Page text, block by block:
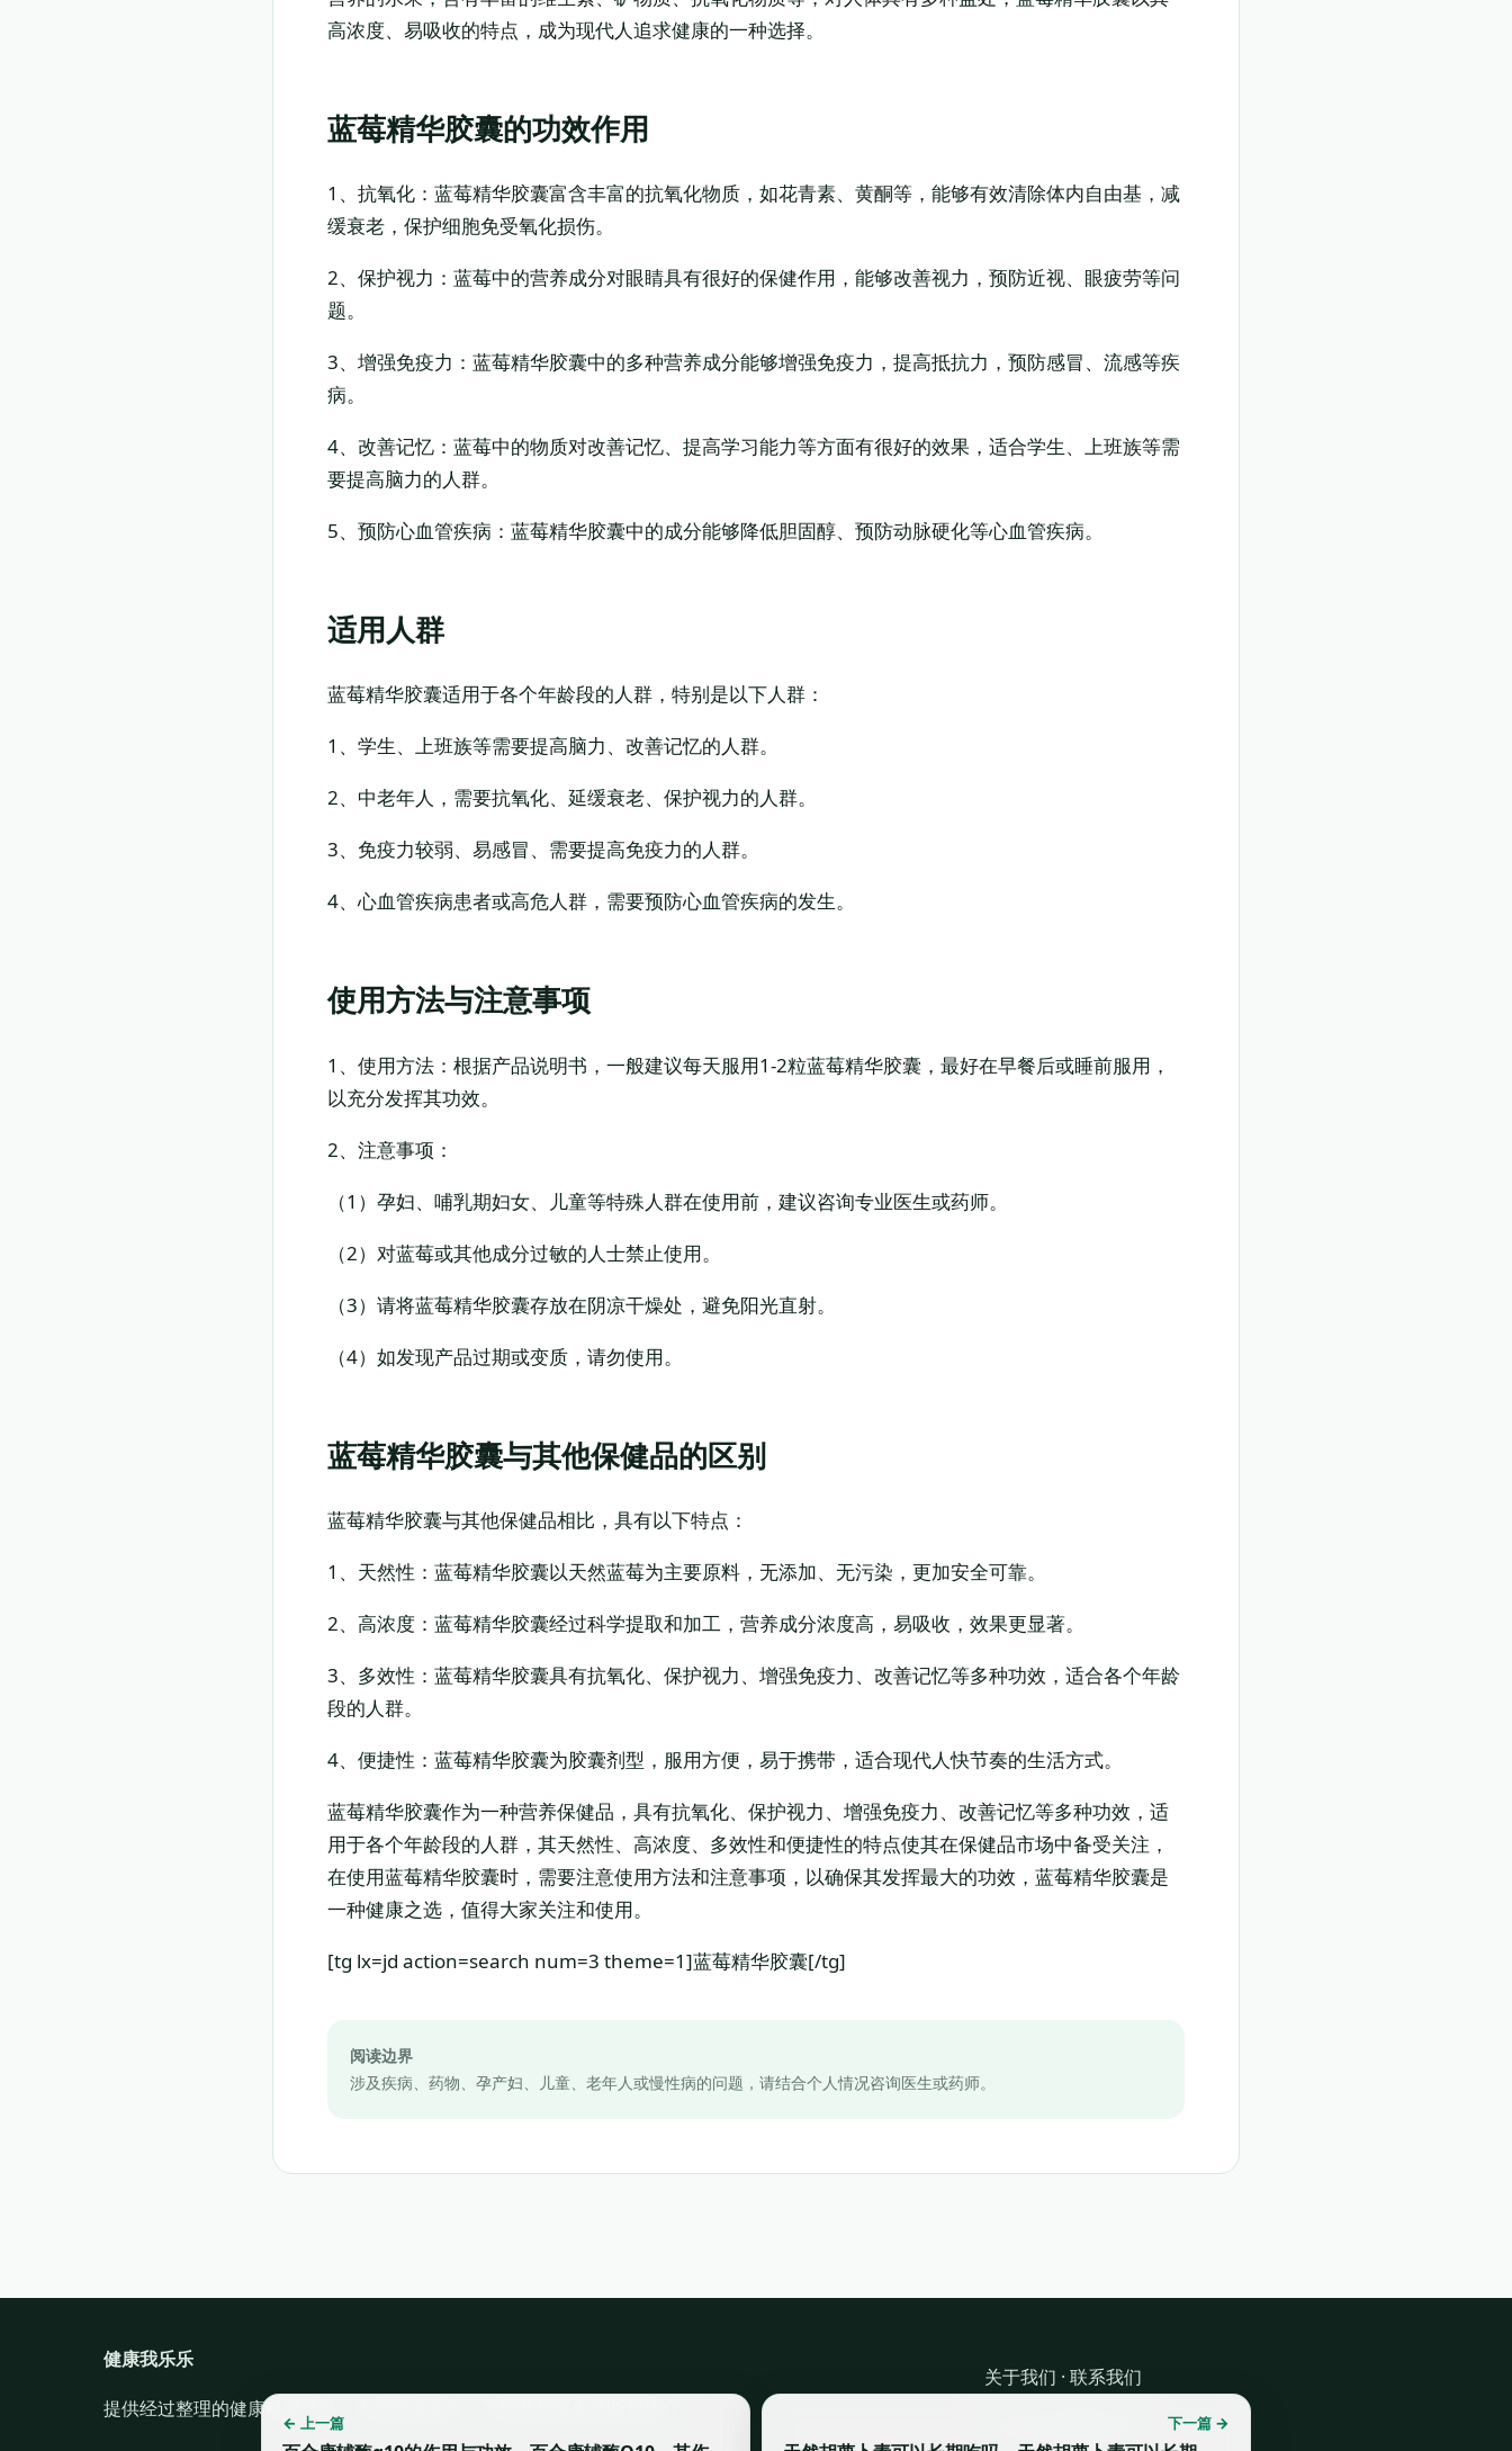
高浓度、易吸收的特点，成为现代人追求健康的一种选择。
蓝莓精华胶囊的功效作用
1、抗氧化：蓝莓精华胶囊富含丰富的抗氧化物质，如花青素、黄酮等，能够有效清除体内自由基，减
缓衰老，保护细胞免受氧化损伤。
2、保护视力：蓝莓中的营养成分对眼睛具有很好的保健作用，能够改善视力，预防近视、眼疲劳等问
题。
3、增强免疫力：蓝莓精华胶囊中的多种营养成分能够增强免疫力，提高抵抗力，预防感冒、流感等疾
病。
4、改善记忆：蓝莓中的物质对改善记忆、提高学习能力等方面有很好的效果，适合学生、上班族等需
要提高脑力的人群。
5、预防心血管疾病：蓝莓精华胶囊中的成分能够降低胆固醇、预防动脉硬化等心血管疾病。
适用人群
蓝莓精华胶囊适用于各个年龄段的人群，特别是以下人群：
1、学生、上班族等需要提高脑力、改善记忆的人群。
2、中老年人，需要抗氧化、延缓衰老、保护视力的人群。
3、免疫力较弱、易感冒、需要提高免疫力的人群。
4、心血管疾病患者或高危人群，需要预防心血管疾病的发生。
使用方法与注意事项
1、使用方法：根据产品说明书，一般建议每天服用1-2粒蓝莓精华胶囊，最好在早餐后或睡前服用，
以充分发挥其功效。
2、注意事项：
（1）孕妇、哺乳期妇女、儿童等特殊人群在使用前，建议咨询专业医生或药师。
（2）对蓝莓或其他成分过敏的人士禁止使用。
（3）请将蓝莓精华胶囊存放在阴凉干燥处，避免阳光直射。
（4）如发现产品过期或变质，请勿使用。
蓝莓精华胶囊与其他保健品的区别
蓝莓精华胶囊与其他保健品相比，具有以下特点：
1、天然性：蓝莓精华胶囊以天然蓝莓为主要原料，无添加、无污染，更加安全可靠。
2、高浓度：蓝莓精华胶囊经过科学提取和加工，营养成分浓度高，易吸收，效果更显著。
3、多效性：蓝莓精华胶囊具有抗氧化、保护视力、增强免疫力、改善记忆等多种功效，适合各个年龄
段的人群。
4、便捷性：蓝莓精华胶囊为胶囊剂型，服用方便，易于携带，适合现代人快节奏的生活方式。
蓝莓精华胶囊作为一种营养保健品，具有抗氧化、保护视力、增强免疫力、改善记忆等多种功效，适
用于各个年龄段的人群，其天然性、高浓度、多效性和便捷性的特点使其在保健品市场中备受关注，
在使用蓝莓精华胶囊时，需要注意使用方法和注意事项，以确保其发挥最大的功效，蓝莓精华胶囊是
一种健康之选，值得大家关注和使用。
[tg lx=jd action=search num=3 theme=1]蓝莓精华胶囊[/tg]
阅读边界
涉及疾病、药物、孕产妇、儿童、老年人或慢性病的问题，请结合个人情况咨询医生或药师。
← 上一篇 下一篇 →
健康我乐乐
提供经过整理的健康科普信息。内容仅供参考，不能替代医生诊断和治疗。
关于我们 ·联系我们